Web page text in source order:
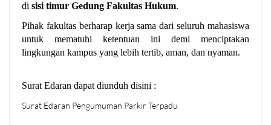
di sisi timur Gedung Fakultas Hukum.
Pihak fakultas berharap kerja sama dari seluruh mahasiswa
untuk mematuhi ketentuan ini demi menciptakan
lingkungan kampus yang lebih tertib, aman, dan nyaman.
Surat Edaran dapat diunduh disini :
Surat Edaran Pengumuman Parkir Terpadu